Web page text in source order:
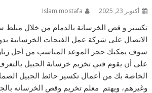
أكتوبر 23, 2025 Islam mostafa
تكسير و قص الخرسانة بالدمام من خلال مبلط
الاتصال على شركة عمل الفتحات الخرسانية
سوف يمكنك حجز الموعد المناسب من أجل
على أن يقوم فني تخريم خرسانة الجبيل
الخاصة بك من أعمال تكسير حائط الجبيل
وغيرهم، ويهتم معلم تخريم وقص الخرسانه